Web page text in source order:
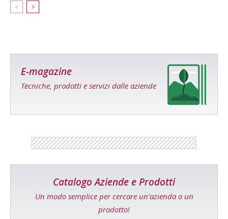
E-magazine
Tecniche, prodotti e servizi dalle aziende
Catalogo Aziende e Prodotti
Un modo semplice per cercare un'azienda o un
prodotto!